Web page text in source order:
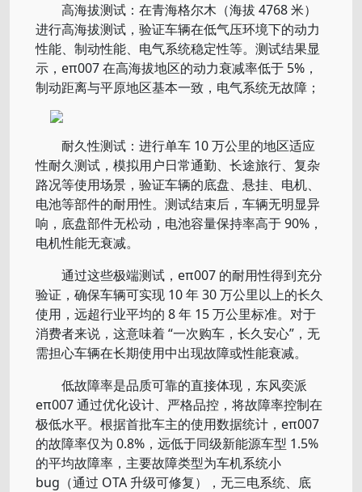
高海拔测试：在青海格尔木（海拔 4768 米）
进行高海拔测试，验证车辆在低气压环境下的动力
性能、制动性能、电气系统稳定性等。测试结果显
示，eπ007 在高海拔地区的动力衰减率低于 5%，
制动距离与平原地区基本一致，电气系统无故障；
耐久性测试：进行单车 10 万公里的地区适应
性耐久测试，模拟用户日常通勤、长途旅行、复杂
路况等使用场景，验证车辆的底盘、悬挂、电机、
电池等部件的耐用性。测试结束后，车辆无明显异
响，底盘部件无松动，电池容量保持率高于 90%，
电机性能无衰减。
通过这些极端测试，eπ007 的耐用性得到充分
验证，确保车辆可实现 10 年 30 万公里以上的长久
使用，远超行业平均的 8 年 15 万公里标准。对于
消费者来说，这意味着 “一次购车，长久安心”，无
需担心车辆在长期使用中出现故障或性能衰减。
低故障率是品质可靠的直接体现，东风奕派
eπ007 通过优化设计、严格品控，将故障率控制在
极低水平。根据首批车主的使用数据统计，eπ007
的故障率仅为 0.8%，远低于同级新能源车型 1.5%
的平均故障率，主要故障类型为车机系统小
bug（通过 OTA 升级可修复），无三电系统、底